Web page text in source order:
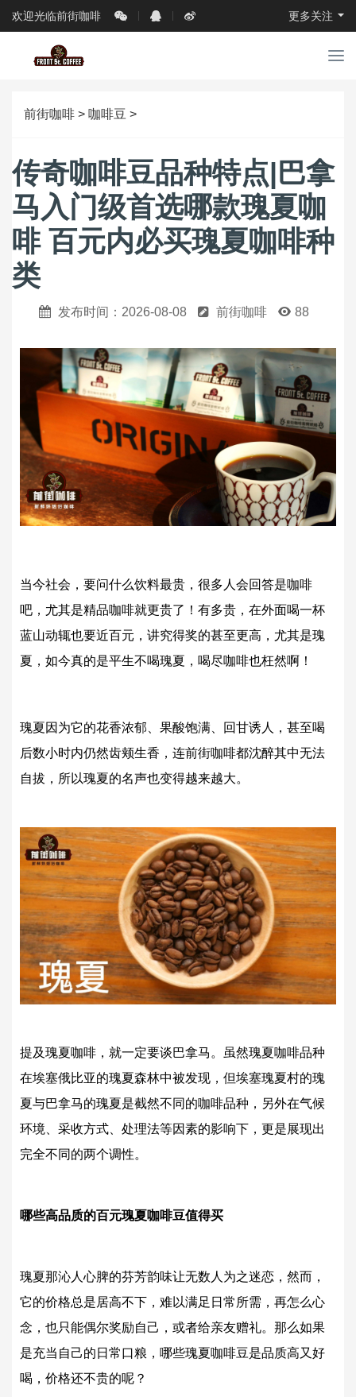
欢迎光临前街咖啡 更多关注
导
前街咖啡 > 咖啡豆 >
传奇咖啡豆品种特点|巴拿
马入门级首选哪款瑰夏咖
啡 百元内必买瑰夏咖啡种
类
发布时间：2026-08-08 前街咖啡 88
当今社会，要问什么饮料最贵，很多人会回答是咖啡
吧，尤其是精品咖啡就更贵了！有多贵，在外面喝一杯
蓝山动辄也要近百元，讲究得奖的甚至更高，尤其是瑰
夏，如今真的是平生不喝瑰夏，喝尽咖啡也枉然啊！
瑰夏因为它的花香浓郁、果酸饱满、回甘诱人，甚至喝
后数小时内仍然齿颊生香，连前街咖啡都沈醉其中无法
自拔，所以瑰夏的名声也变得越来越大。
提及瑰夏咖啡，就一定要谈巴拿马。虽然瑰夏咖啡品种
在埃塞俄比亚的瑰夏森林中被发现，但埃塞瑰夏村的瑰
夏与巴拿马的瑰夏是截然不同的咖啡品种，另外在气候
环境、采收方式、处理法等因素的影响下，更是展现出
完全不同的两个调性。
哪些高品质的百元瑰夏咖啡豆值得买
瑰夏那沁人心脾的芬芳韵味让无数人为之迷恋，然而，
它的价格总是居高不下，难以满足日常所需，再怎么心
念，也只能偶尔奖励自己，或者给亲友赠礼。那么如果
是充当自己的日常口粮，哪些瑰夏咖啡豆是品质高又好
喝，价格还不贵的呢？